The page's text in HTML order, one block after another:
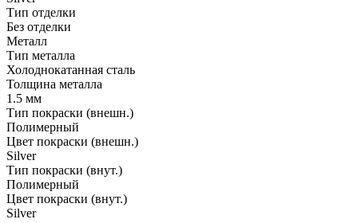
Тип отделки
Без отделки
Металл
Тип металла
Холоднокатанная сталь
Толщина металла
1.5 мм
Тип покраски (внешн.)
Полимерный
Цвет покраски (внешн.)
Silver
Тип покраски (внут.)
Полимерный
Цвет покраски (внут.)
Silver